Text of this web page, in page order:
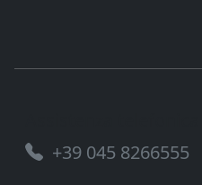
+39 045 8266555